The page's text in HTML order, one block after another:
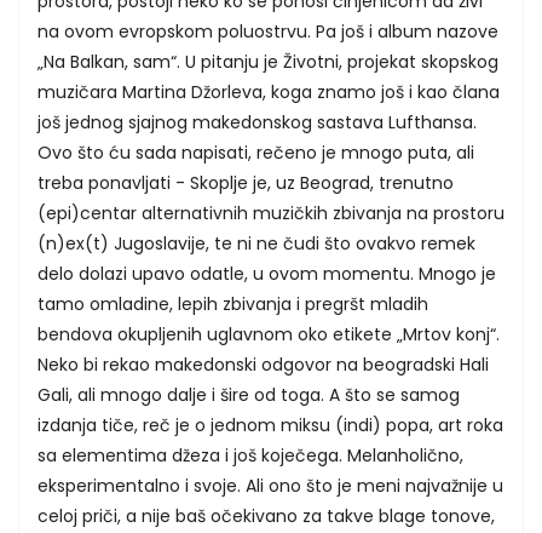
na ovom evropskom poluostrvu. Pa još i album nazove
„Na Balkan, sam“. U pitanju je Životni, projekat skopskog
muzičara Martina Džorleva, koga znamo još i kao člana
još jednog sjajnog makedonskog sastava Lufthansa.
Ovo što ću sada napisati, rečeno je mnogo puta, ali
treba ponavljati - Skoplje je, uz Beograd, trenutno
(epi)centar alternativnih muzičkih zbivanja na prostoru
(n)ex(t) Jugoslavije, te ni ne čudi što ovakvo remek
delo dolazi upavo odatle, u ovom momentu. Mnogo je
tamo omladine, lepih zbivanja i pregršt mladih
bendova okupljenih uglavnom oko etikete „Mrtov konj“.
Neko bi rekao makedonski odgovor na beogradski Hali
Gali, ali mnogo dalje i šire od toga. A što se samog
izdanja tiče, reč je o jednom miksu (indi) popa, art roka
sa elementima džeza i još koječega. Melanholično,
eksperimentalno i svoje. Ali ono što je meni najvažnije u
celoj priči, a nije baš očekivano za takve blage tonove,